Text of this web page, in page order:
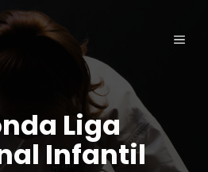
Liga
Infantil